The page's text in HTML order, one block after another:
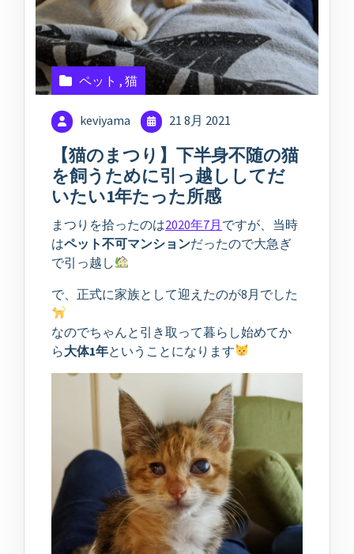
ペット , 猫
keviyama 21 8月 2021
【猫のまつり】下半身不随の猫
を飼うために引っ越ししてだ
いたい1年たった所感
まつりを拾ったのは2020年7月 ですが、当時
はペット不可マンションだったので大急ぎ
で引っ越し
で、正式に家族として迎えたのが8月でした
なのでちゃんと引き取って暮らし始めてか
ら大体1年ということになります